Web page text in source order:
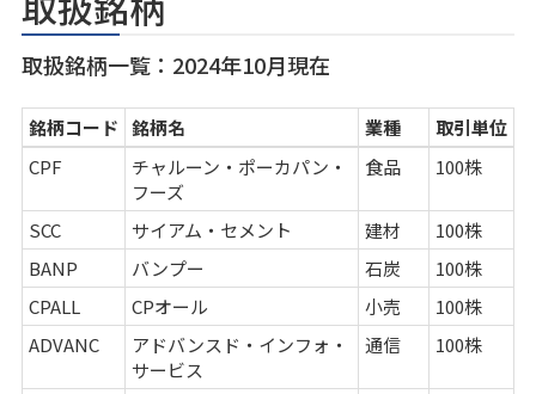
取扱銘柄一覧：2024年10月現在
銘柄コード 銘柄名 業種
取引単位
CPF
チャルーン・ポーカパン・
フーズ
食品 100株
SCC サイアム・セメント 建材
100株
BANP
バンプー 石炭
100株
CPALL
CPオール 小売
100株
ADVANC
アドバンスド・インフォ・
サービス
通信 100株